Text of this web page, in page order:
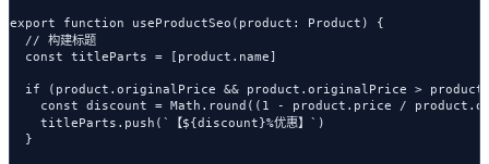
export function useProductSeo(product: Product) {
  // 构建标题
  const titleParts = [product.name]
if (product.originalPrice && product.originalPrice >
const discount = Math.round((1 - product.price /
    titleParts.push(`【${discount}%优惠】`)
  }